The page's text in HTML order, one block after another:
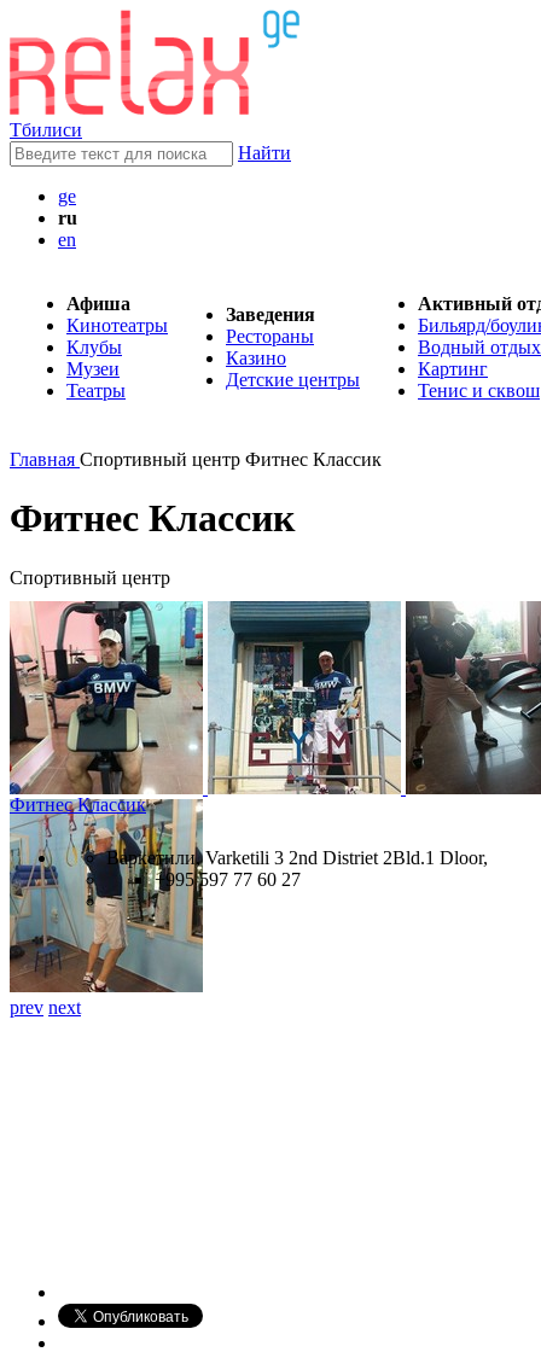
Тбилиси
Найти
ge
ru
en
Афиша
Кинотеатры
Клубы
Музеи
Театры
Заведения
Рестораны
Казино
Детские центры
Активный
Бильярд/
Водный отдых
Картинг
Тенис и сквош
Главная Спортивный центр Фитнес Классик
Фитнес Классик
Спортивный центр
prev next
Фитнес Классик
Варкетили, Varketili 3 2nd Distriet 2Bld.1 Dloor,
+995 597 77 60 27